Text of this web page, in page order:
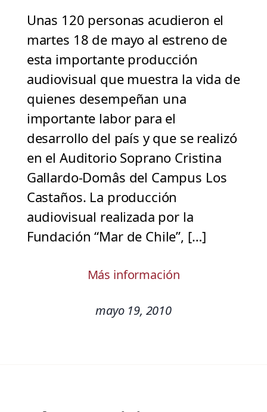
Unas 120 personas acudieron el
martes 18 de mayo al estreno de
esta importante producción
audiovisual que muestra la vida de
quienes desempeñan una
importante labor para el
desarrollo del país y que se realizó
en el Auditorio Soprano Cristina
Gallardo-Domâs del Campus Los
Castaños. La producción
audiovisual realizada por la
Fundación “Mar de Chile”, […]
Más información
mayo 19, 2010